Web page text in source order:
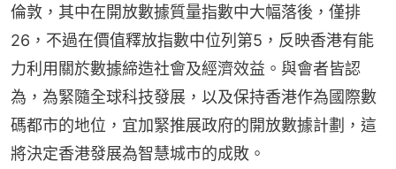
倫敦，其中在開放數據質量指數中大幅落後，僅排
26，不過在價值釋放指數中位列第5，反映香港有能
力利用關於數據締造社會及經濟效益。與會者皆認
為，為緊隨全球科技發展，以及保持香港作為國際數
碼都市的地位，宜加緊推展政府的開放數據計劃，這
將決定香港發展為智慧城市的成敗。